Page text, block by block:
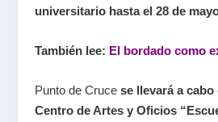
universitario hasta el 28 de
También lee: El bordado como
Punto de Crucese llevará a cabo
Centro de Artes y Oficios